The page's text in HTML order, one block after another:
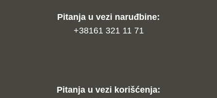
Pitanja u vezi naruđbine:
+38161 321 11 71
Pitanja u vezi korišćenja: